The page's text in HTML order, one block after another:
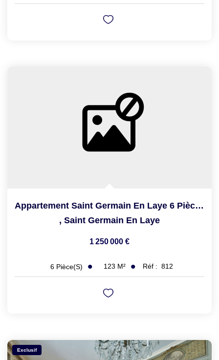
Appartement Saint Germain En Laye 6 Pièce(s) 123.20 M2
, Saint Germain En Laye
1 250 000 €
6 Pièce(s) 123 M² Réf : 812
Exclusif